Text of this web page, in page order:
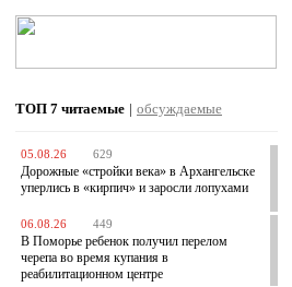
ТОП 7 читаемые | обсуждаемые
05.08.26 629
Дорожные «стройки века» в Архангельске
уперлись в «кирпич» и заросли лопухами
06.08.26 449
В Поморье ребенок получил перелом
черепа во время купания в
реабилитационном центре